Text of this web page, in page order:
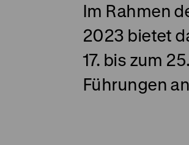
Im Rahmen
2023 bietet
17. bis zum
Führungen